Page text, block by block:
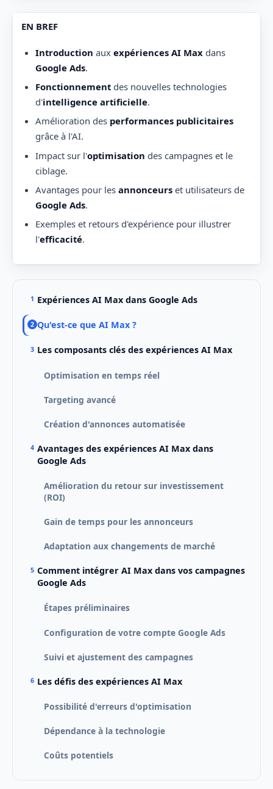
EN BREF
Introduction aux expériences AI Maxdans
Google Ads.
Fonctionnementdes nouvelles technologies
d'intelligence artificielle.
Amélioration des performances publicitaires
grâce à l'AI.
Impact sur l'optimisation des campagnes et le
ciblage.
Avantages pour les annonceurset utilisateurs de
Google Ads.
Exemples et retours d'expérience pour illustrer
l'efficacité.
Expériences AI Max dans Google Ads
Qu'est-ce que AI Max ?
Les composants clés des expériences AI Max
Optimisation en temps réel
Targeting avancé
Création d'annonces automatisée
Avantages des expériences AI Max dans
Google Ads
Amélioration du retour sur investissement
(ROI)
Gain de temps pour les annonceurs
Adaptation aux changements de marché
Comment intégrer AI Max dans vos campagnes
Google Ads
Étapes préliminaires
Configuration de votre compte Google Ads
Suivi et ajustement des campagnes
Les défis des expériences AI Max
Possibilité d'erreurs d'optimisation
Dépendance à la technologie
Coûts potentiels